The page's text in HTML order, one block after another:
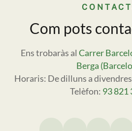
Com pots
Ens trobaràs al Carrer
Berga
Horaris: De dilluns a divendres
Telèfon: 93 821